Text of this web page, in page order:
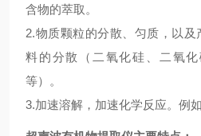
含物的萃取。
2.物质颗粒的分散、匀质，以
料的分散（二氧化硅、二氧
等）。
3.加速溶解，加速化学反应。例